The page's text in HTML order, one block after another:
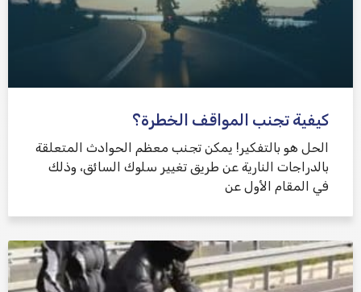
كيفية تجنب المواقف الخطرة؟
الحل هو بالتفكير! يمكن تجنب معظم الحوادث المتعلقة
بالدراجات النارية عن طريق تغيير سلوك السائق، وذلك
في المقام الأول عن